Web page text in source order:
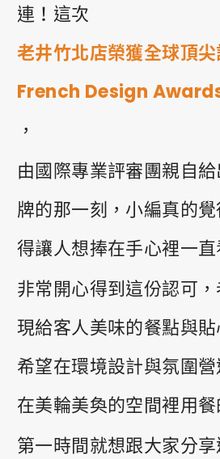
PRIVACY
連！這次
老井竹北店榮獲全球頂
French Design
，
由國際專業評審團親自
牌的那一刻，小編真的
得讓人想捧在手心裡一直
非常開心得到這份認可
現給客人美味的餐點與
希望在環境設計與氛圍
在美輪美奐的空間裡用餐
第一時間就想跟大家分